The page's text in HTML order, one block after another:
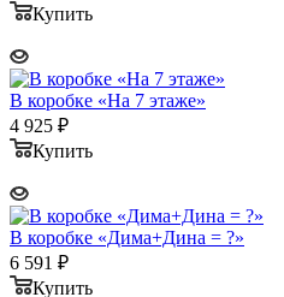
Купить
В коробке «На 7 этаже»
4 925 ₽
Купить
В коробке «Дима+Дина = ?»
6 591 ₽
Купить